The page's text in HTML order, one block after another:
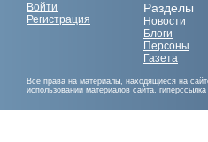
Войти
Регистрация
Разделы
Новости
Блоги
Персоны
Газета
Все права на материалы, находящиеся на
использовании материалов сайта,